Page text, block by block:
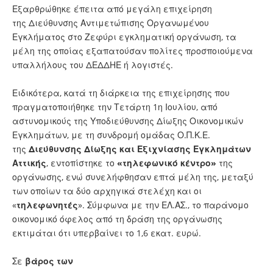
Εξαρθρώθηκε έπειτα από μεγάλη επιχείρηση
της Διεύθυνσης Αντιμετώπισης Οργανωμένου
Εγκλήματος στο Ζεφύρι εγκληματική οργάνωση, τα
μέλη της οποίας εξαπατούσαν πολίτες προσποιούμενα
υπαλλήλους του ΔΕΔΔΗΕ ή λογιστές.
Ειδικότερα, κατά τη διάρκεια της επιχείρησης που
πραγματοποιήθηκε την Τετάρτη 1η Ιουλίου, από
αστυνομικούς της Υποδιεύθυνσης Δίωξης Οικονομικών
Εγκλημάτων, με τη συνδρομή ομάδας Ο.Π.Κ.Ε.
της Διεύθυνσης Δίωξης και Εξιχνίασης Εγκλημάτων
Αττικής, εντοπίστηκε το «τηλεφωνικό κέντρο» της
οργάνωσης, ενώ συνελήφθησαν επτά μέλη της, μεταξύ
των οποίων τα δύο αρχηγικά στελέχη και οι
«τηλεφωνητές». Σύμφωνα με την ΕΛ.ΑΣ., το παράνομο
οικονομικό όφελος από τη δράση της οργάνωσης
εκτιμάται ότι υπερβαίνει το 1,6 εκατ. ευρώ.
Σε βάρος των